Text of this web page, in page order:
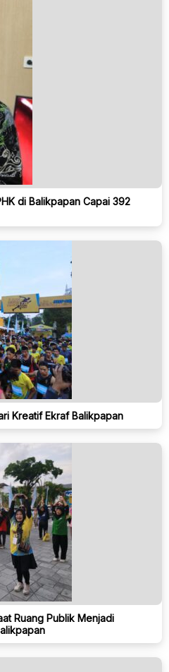
di Balikpapan Capai 392
Kreatif Ekraf Balikpapan
Ruang Publik Menjadi